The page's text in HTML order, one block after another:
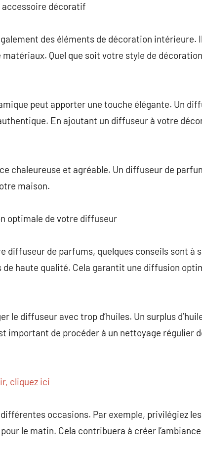
accessoire décoratif
des éléments de décoration intérieure.
Quel que soit votre style de
peut apporter une touche élégante. Un
En ajoutant un diffuseur à votre
chaleureuse et agréable. Un diffuseur de
maison.
optimale de votre diffuseur
diffuseur de parfums, quelques conseils sont à
de haute qualité. Cela garantit une diffusion
le diffuseur avec trop d’huiles. Un surplus
important de procéder à un nettoyage régulier
cliquez ici
occasions. Par exemple, privilégiez
le matin. Cela contribuera à créer